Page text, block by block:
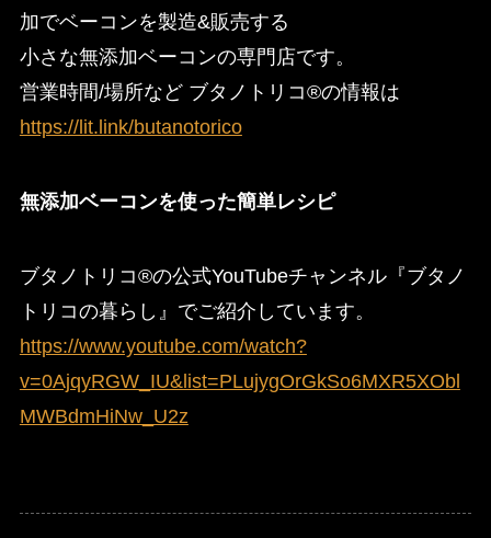
加でベーコンを製造&販売する
小さな無添加ベーコンの専門店です。
営業時間/場所など ブタノトリコ®︎の情報は
https://lit.link/butanotorico
無添加ベーコンを使った簡単レシピ
ブタノトリコ®の公式YouTubeチャンネル『ブタノ
トリコの暮らし』でご紹介しています。
https://www.youtube.com/watch?
v=0AjqyRGW_IU&list=PLujygOrGkSo6MXR5XObl
MWBdmHiNw_U2z